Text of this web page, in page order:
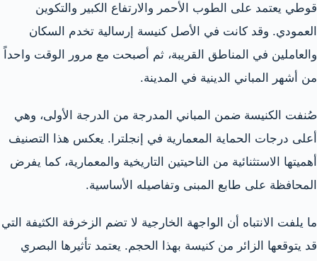
قوطي يعتمد على الطوب الأحمر والارتفاع الكبير والتكوين
العمودي. وقد كانت في الأصل كنيسة إرسالية تخدم السكان
والعاملين في المناطق القريبة، ثم أصبحت مع مرور الوقت واحداً
من أشهر المباني الدينية في المدينة.
صُنفت الكنيسة ضمن المباني المدرجة من الدرجة الأولى، وهي
أعلى درجات الحماية المعمارية في إنجلترا. يعكس هذا التصنيف
أهميتها الاستثنائية من الناحيتين التاريخية والمعمارية، كما يفرض
المحافظة على طابع المبنى وتفاصيله الأساسية.
ما يلفت الانتباه أن الواجهة الخارجية لا تضم الزخرفة الكثيفة التي
قد يتوقعها الزائر من كنيسة بهذا الحجم. يعتمد تأثيرها البصري